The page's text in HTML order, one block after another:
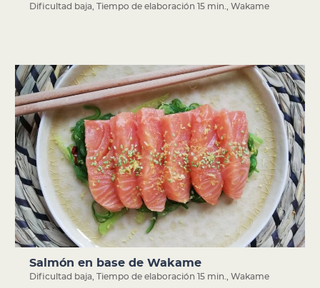
Dificultad baja ,Tiempo de elaboración 15 min. ,Wakame
Salmón en base de Wakame
Dificultad baja ,Tiempo de elaboración 15 min. ,Wakame